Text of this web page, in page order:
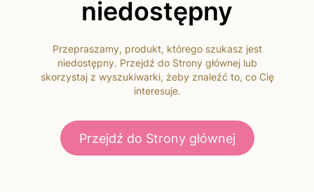
niedostępny
Przepraszamy, produkt, którego szukasz jest
niedostępny. Przejdź do Strony głównej lub
skorzystaj z wyszukiwarki, żeby znaleźć to, co Cię
interesuje.
Przejdź do Strony głównej